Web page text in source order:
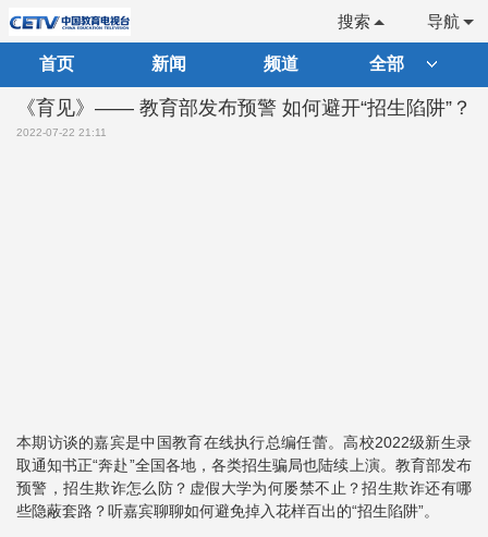
导航
搜索
首页 新闻 频道 全部
《育见》—— 教育部发布预警 如何避开“招生陷阱”？
2022-07-22 21:11
本期访谈的嘉宾是中国教育在线执行总编任蕾。高校2022级新生录
取通知书正“奔赴”全国各地，各类招生骗局也陆续上演。教育部发布
预警，招生欺诈怎么防？虚假大学为何屡禁不止？招生欺诈还有哪
些隐蔽套路？听嘉宾聊聊如何避免掉入花样百出的“招生陷阱”。